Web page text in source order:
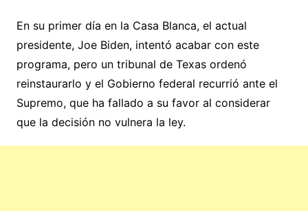
En su primer día en la Casa Blanca, el actual
presidente, Joe Biden, intentó acabar con este
programa, pero un tribunal de Texas ordenó
reinstaurarlo y el Gobierno federal recurrió ante el
Supremo, que ha fallado a su favor al considerar
que la decisión no vulnera la ley.